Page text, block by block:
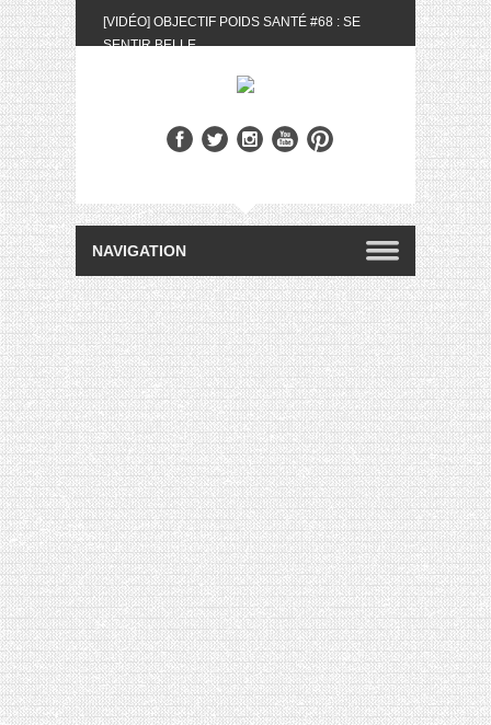
[VIDÉO] OBJECTIF POIDS SANTÉ #68 : SE
SENTIR BELLE
BIOTYFULL BOX DU MOIS DE MAI 2024 FEAT.
[VIDÉO] QUITOQUE #10 : MEAL PREP &
CONVIVIALITÉ
[VIDÉO] UNBOXING : LES MY LITTLE &
BIOTYFULL BOX DU MOIS D’AVRIL 2024
FEAT. AKILA
[VIDÉO] OBJECTIF POIDS SANTÉ #67 : L’AVIS
DES AUTRES, CE N’EST QUE LA VIE DES
AUTRES
[VIDÉO] UNBOXING : LES MY LITTLE &
BIOTYFULL BOX DES MOIS DE FÉVRIER ET
MARS 2024 FEAT. AKILA
[VIDÉO] LA SÉLECTION DU MOIS
#JANVIER2024
[VIDÉO] HELLOFRESH #34 : IDÉES
RECETTES RISOTTO